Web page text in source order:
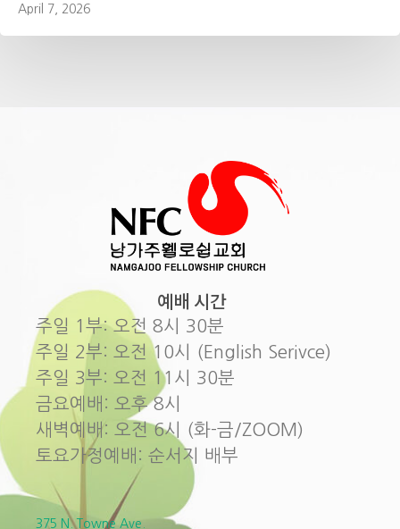
April 7, 2026
예배 시간
주일 1부: 오전 8시 30분
주일 2부: 오전 10시 (English Serivce)
주일 3부: 오전 11시 30분
금요예배: 오후 8시
새벽예배: 오전 6시 (화-금/ZOOM)
토요가정예배: 순서지 배부
375 N. Towne Ave.